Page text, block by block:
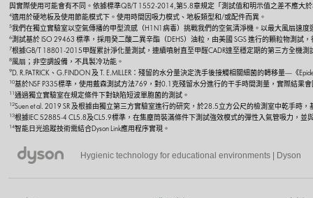
與實際使用可能會有不同。依據標準QB/T 1552-2014,第5.8章規定「測試值和明示值之差不應大
4適用於硬地板及使用節能模式下。使用時間因吸力模式、地板類型和/或配件而異。
5我們在獨立實驗室以空氣傳播的甲型流感（H1N1病毒）挑戰我們的空氣清淨機。以最大風扇速
6測試基於 ISO 29463 標準，採用癸二酸二異辛酯（DEHS）油粒，由美國 SGS 進行的顆粒物測試
7根據GB/T 18801-2015甲醛累計淨化量測試，連續噴射直至甲醛CADR達至穩定期的第三方全機
8風扇；非空調設備，不具製冷功能。
9D. R.PATRICK、G.FINDON 及 T. E.MILLER：殘留的水分量決定洗手後接觸相關細菌的轉移量—《
10基於NSF P335標準，使用戴森測試方法769，對0.1克殘留水分進行的干手時間測量，實際結果
11通過獨立實驗室在規定條件下對缺陷短波單胞菌的測試。
12Suen et al. 2019 SR 及根據由獨立第三方實驗室進行的研究，於28.5立方公尺的檢測室中乾手時
13根據IEC 52885-4 CL5.8及CL5.9標準，在集塵筒裝滿條件下測試強效模式的彈性入氣管吸力，並
14智能日光追蹤技術需結合Dyson Link應用程序實現。
Hygienic technology for educational environments | Dyson